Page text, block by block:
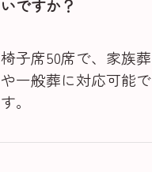
いですか？
椅子席50席で、家族葬
や一般葬に対応可能で
す。